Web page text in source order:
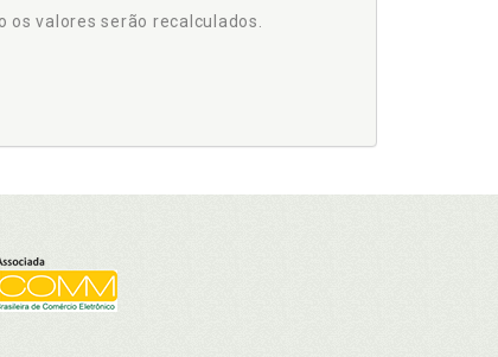
valores serão recalculados.